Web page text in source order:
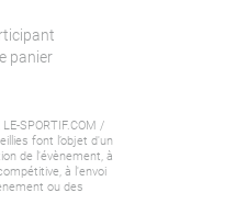
panier
LE-SPORTIF.COM /
font l’objet d'un
de l'évènement, à
à l'envoi
ou des